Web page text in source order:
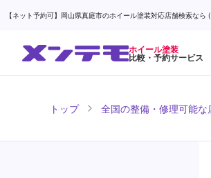
【ネット予約可】岡山県真庭市のホイール塗装対応店舗検索なら
ホイール塗装
比較・予約サービス
トップ 全国の整備・修理可能な